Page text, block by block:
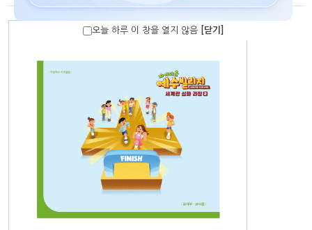
오늘 하루 이 창을 열지 않음 [닫기]